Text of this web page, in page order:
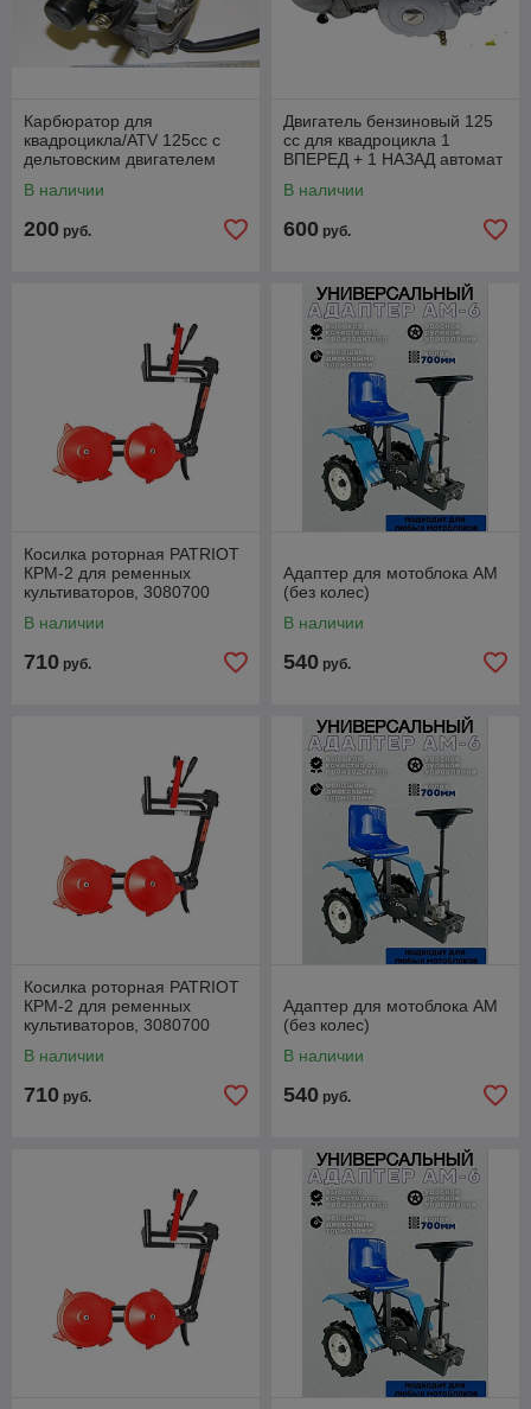
Карбюратор для
квадроцикла/ATV 125cc с
дельтовским двигателем
В наличии
200 руб.
Двигатель бензиновый 125
сс для квадроцикла 1
ВПЕРЕД + 1 НАЗАД автомат
В наличии
600 руб.
Косилка роторная PATRIOT
КРМ-2 для ременных
культиваторов, 3080700
В наличии
710 руб.
Адаптер для мотоблока АМ
(без колес)
В наличии
540 руб.
Косилка роторная PATRIOT
КРМ-2 для ременных
культиваторов, 3080700
В наличии
710 руб.
Адаптер для мотоблока АМ
(без колес)
В наличии
540 руб.